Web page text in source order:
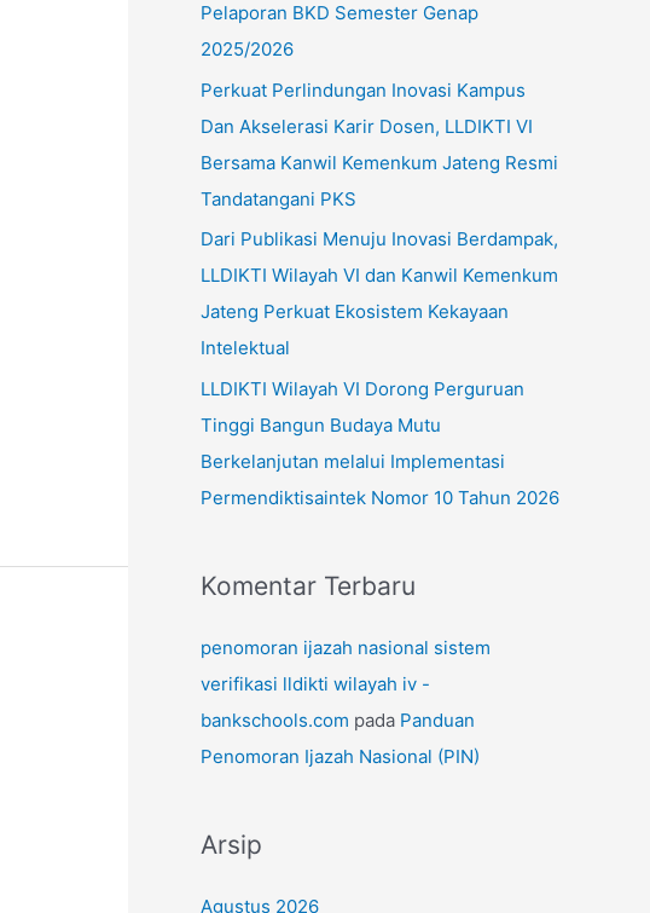
:
Pelaporan BKD Semester Genap
2025/2026
Perkuat Perlindungan Inovasi Kampus
Dan Akselerasi Karir Dosen, LLDIKTI VI
Bersama Kanwil Kemenkum Jateng Resmi
Tandatangani PKS
Dari Publikasi Menuju Inovasi Berdampak,
LLDIKTI Wilayah VI dan Kanwil Kemenkum
Jateng Perkuat Ekosistem Kekayaan
Intelektual
LLDIKTI Wilayah VI Dorong Perguruan
Tinggi Bangun Budaya Mutu
Berkelanjutan melalui Implementasi
Permendiktisaintek Nomor 10 Tahun 2026
Komentar Terbaru
penomoran ijazah nasional sistem
verifikasi lldikti wilayah iv -
bankschools.com pada Panduan
Penomoran Ijazah Nasional (PIN)
Arsip
Agustus 2026